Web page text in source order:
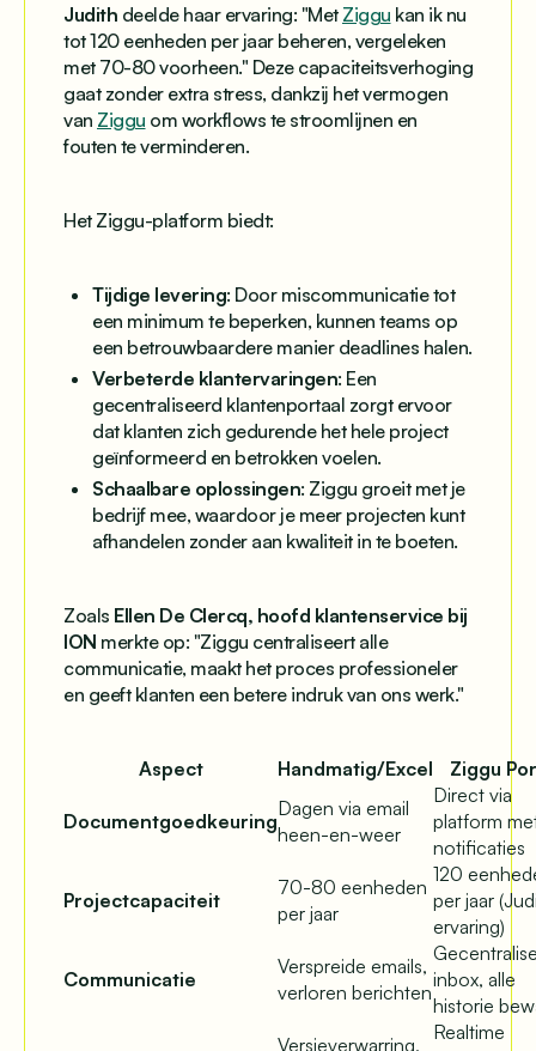
Judith deelde haar ervaring: "Met Ziggu kan ik nu
tot 120 eenheden per jaar beheren, vergeleken
met 70-80 voorheen." Deze capaciteitsverhoging
gaat zonder extra stress, dankzij het vermogen
van Ziggu om workflows te stroomlijnen en
fouten te verminderen.
Het Ziggu-platform biedt:
Tijdige levering: Door miscommunicatie tot
een minimum te beperken, kunnen teams op
een betrouwbaardere manier deadlines halen.
Verbeterde klantervaringen: Een
gecentraliseerd klantenportaal zorgt ervoor
dat klanten zich gedurende het hele project
geïnformeerd en betrokken voelen.
Schaalbare oplossingen: Ziggu groeit met je
bedrijf mee, waardoor je meer projecten kunt
afhandelen zonder aan kwaliteit in te boeten.
Zoals Ellen De Clercq, hoofd klantenservice bij
ION merkte op: "Ziggu centraliseert alle
communicatie, maakt het proces professioneler
en geeft klanten een betere indruk van ons werk."
Aspect Handmatig/Excel Ziggu
Documentgoedkeuring
Dagen via email
heen-en-weer
Direct via
platform
notificaties
Projectcapaciteit
70-80 eenheden
per jaar
120
per jaar
ervaring)
Communicatie
Verspreide emails,
verloren berichten
inbox, alle
historie
Versieverwarring,
Realtime